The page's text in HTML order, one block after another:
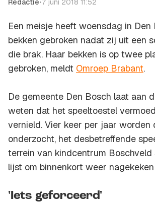
Redactie•7 juni 2018 11:52
Een meisje heeft woensdag in Den
bekken gebroken nadat zij uit een
die brak. Haar bekken is op twee
gebroken, meldt Omroep Brabant.
De gemeente Den Bosch laat aan
weten dat het speeltoestel
vernield. Vier keer per jaar worden
onderzocht, het desbetreffende
terrein van kindcentrum Boschveld
lijst om binnenkort weer
'Iets geforceerd'